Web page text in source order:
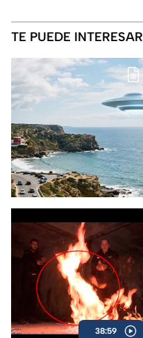
TE PUEDE INTERESAR
38:59